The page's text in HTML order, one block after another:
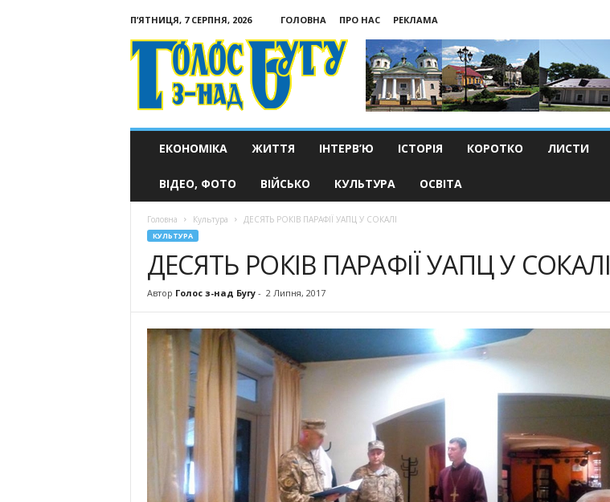
П’ЯТНИЦЯ, 7 СЕРПНЯ, 2026 ГОЛОВНА ПРО НАС
РЕКЛАМА
Голос
з-
ЕКОНОМІКА ЖИТТЯ ІНТЕРВ’Ю ІСТОРІЯ КОРОТКО ЛИСТИ
ВІДЕО, ФОТО ВІЙСЬКО КУЛЬТУРА ОСВІТА
Головна Культура ДЕСЯТЬ РОКІВ ПАРАФІЇ УАПЦ У СОКАЛІ
КУЛЬТУРА
ДЕСЯТЬ РОКІВ ПАРАФІЇ УАПЦ У СОКАЛІ
Автор Голос з-над Бугу- 2 Липня, 2017